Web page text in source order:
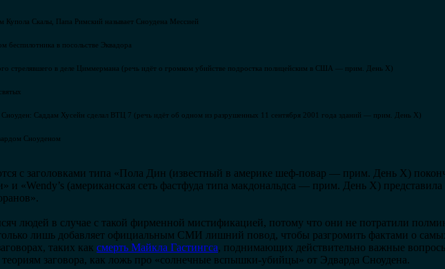
Купола Скалы, Папа Римский называет Сноудена Мессией
беспилотника в посольстве Эквадора
стрелявшего в деле Циммермана (речь идёт о громком убийстве подростка полицейским в США — прим. День X)
Сноуден: Саддам Хусейн сделал ВТЦ 7 (речь идёт об одном из разрушенных 11 сентября 2001 года зданий — прим. День X)
Сноуденом
с заголовками типа «Пола Дин (известный в америке шеф-повар — прим. День X)
и «Wendy’s (американская сеть фастфуда типа макдональдса — прим. День X)
людей в случае с такой фирменной мистификацией, потому что они не потратили
лишь добавляет официальным СМИ лишний повод, чтобы разгромить фактами о
таких как смерть Майкла Гастингса, поднимающих действительно важные
заговора, как ложь про «солнечные вспышки-убийцы» от Эдварда Сноудена.